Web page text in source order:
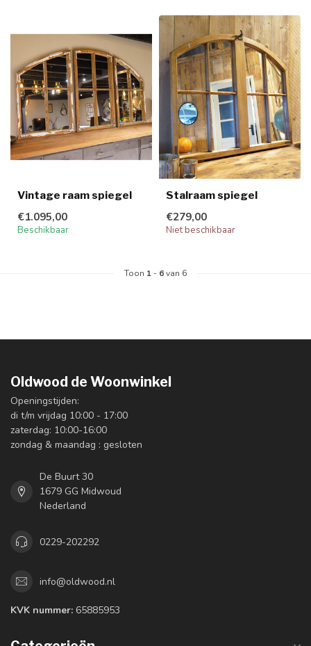
Vintage raam spiegel
€1.095,00
Beschikbaar
Stalraam spiegel
€279,00
Niet beschikbaar
Toon 1 - 6van 6
Oldwood de Woonwinkel
Openingstijden:
di t/m vrijdag 10:00 - 17:00
zaterdag: 10:00-16:00
zondag & maandag : gesloten
De Buurt 30
1679 GG Midwoud
Nederland
0229-202292
info@oldwood.nl
KVK nummer: 65885953